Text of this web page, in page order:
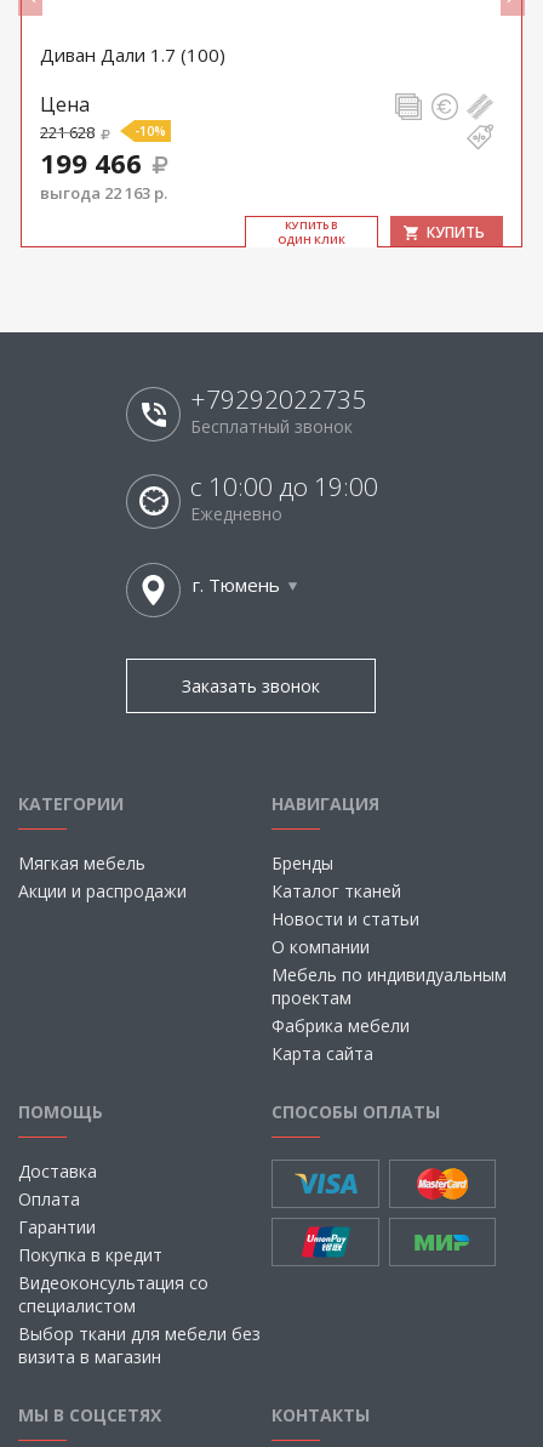
Диван Дали 1.7 (100)
Цена
221 628 -10%
199 466
выгода 22 163 р.
КУ­ПИТЬ В
ОДИН КЛИК
КУПИТЬ
+79292022735
Бесплатный звонок
с 10:00 до 19:00
Ежедневно
г. Тюмень
Заказать звонок
КАТЕГОРИИ
Мягкая мебель
Акции и распродажи
НАВИГАЦИЯ
Бренды
Каталог тканей
Новости и статьи
О компании
Мебель по индивидуальным
проектам
Фабрика мебели
Карта сайта
ПОМОЩЬ
Доставка
Оплата
Гарантии
Покупка в кредит
Видеоконсультация со
специалистом
Выбор ткани для мебели без
визита в магазин
СПОСОБЫ ОПЛАТЫ
МЫ В СОЦСЕТЯХ КОНТАКТЫ